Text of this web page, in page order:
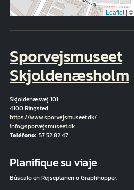
Leaflet | ©
Sporvejsmuseet
Skjoldenæsholm
Skjoldenæsvej 101
4100 Ringsted
Hjemmeside
https://www.sporvejsmuseet.dk/
Correo electrónico
info@sporvejsmuseet.dk
Teléfono 57 52 82 47
Planifique su viaje
Búscalo en Rejseplanen o Graphhopper.